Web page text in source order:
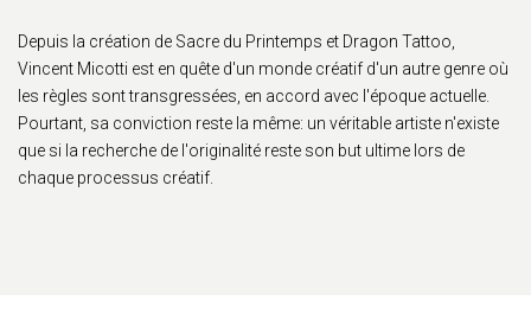
Depuis la création de Sacre du Printemps et Dragon Tattoo,
Vincent Micotti est en quête d'un monde créatif d'un autre genre où
les règles sont transgressées, en accord avec l'époque actuelle.
Pourtant, sa conviction reste la même: un véritable artiste n'existe
que si la recherche de l'originalité reste son but ultime lors de
chaque processus créatif.